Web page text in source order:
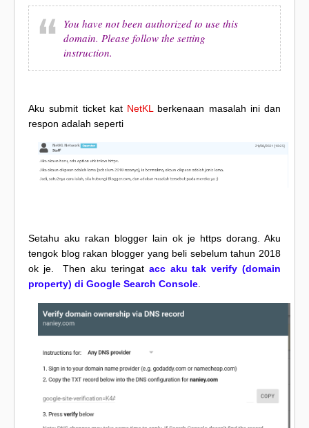
You have not been authorized to use this
domain. Please follow the setting
instruction.
Aku submit ticket kat NetKL
berkenaan masalah ini dan
respon adalah seperti
Setahu aku rakan blogger lain ok je https dorang. Aku
tengok blog rakan blogger yang beli sebelum tahun 2018
ok je. Then aku teringat acc aku tak verify (domain
property) di Google Search Console